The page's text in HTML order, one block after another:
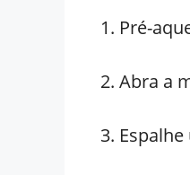
1. Pré-
2. Abra a
3.